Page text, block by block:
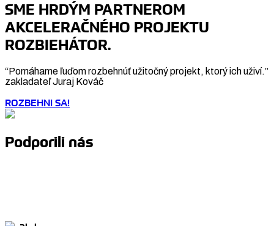
SME HRDÝM PARTNEROM
AKCELERAČNÉHO PROJEKTU
ROZBIEHÁTOR.
“Pomáhame ľuďom rozbehnúť užitočný projekt, ktorý ich uživí.”
zakladateľ Juraj Kováč
ROZBEHNI SA!
Podporili nás